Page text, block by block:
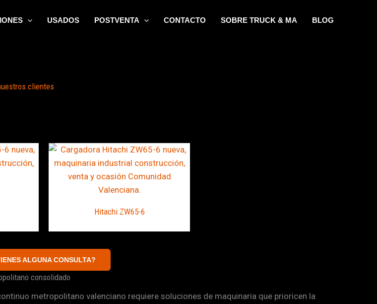
USADOS POSTVENTA CONTACTO SOBRE TRUCK & MA BLOG
clientes
Hitachi ZW65-6
ALGUNA CONSULTA?
consolidado
metropolitano valenciano requiere soluciones de maquinaria que prioricen la